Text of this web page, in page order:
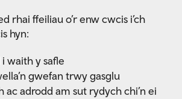
rhai ffeiliau o’r enw cwcis i’ch
hyn:
waith y safle
gwefan trwy gasglu
ac adrodd am sut rydych chi’n ei